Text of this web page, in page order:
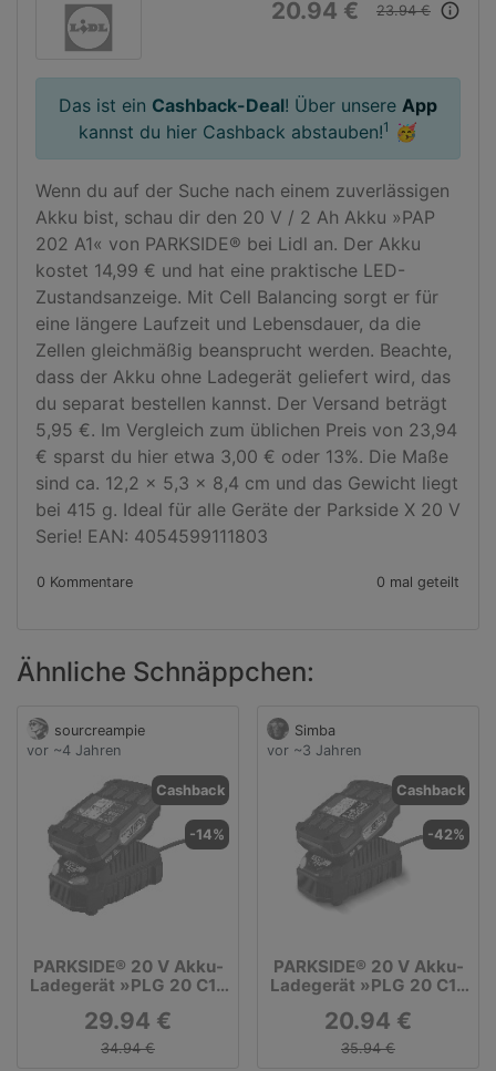
20.94 € 23.94 € info_outline
Das ist ein Cashback-Deal! Über unsere App
kannst du hier Cashback abstauben!1 🥳
Wenn du auf der Suche nach einem zuverlässigen
Akku bist, schau dir den 20 V / 2 Ah Akku »PAP
202 A1« von PARKSIDE® bei Lidl an. Der Akku
kostet 14,99 € und hat eine praktische LED-
Zustandsanzeige. Mit Cell Balancing sorgt er für
eine längere Laufzeit und Lebensdauer, da die
Zellen gleichmäßig beansprucht werden. Beachte,
dass der Akku ohne Ladegerät geliefert wird, das
du separat bestellen kannst. Der Versand beträgt
5,95 €. Im Vergleich zum üblichen Preis von 23,94
€ sparst du hier etwa 3,00 € oder 13%. Die Maße
sind ca. 12,2 x 5,3 x 8,4 cm und das Gewicht liegt
bei 415 g. Ideal für alle Geräte der Parkside X 20 V
Serie! EAN: 4054599111803
0 Kommentare 0 mal geteilt
Ähnliche Schnäppchen:
sourcreampie
vor ~4 Jahren
Cashback
-14%
PARKSIDE® 20 V Akku-
Ladegerät »PLG 20 C1«
B1«
29.94 €
34.94 €
Simba
vor ~3 Jahren
Cashback
-42%
PARKSIDE® 20 V Akku-
Ladegerät »PLG 20 C1«
B1«
20.94 €
35.94 €